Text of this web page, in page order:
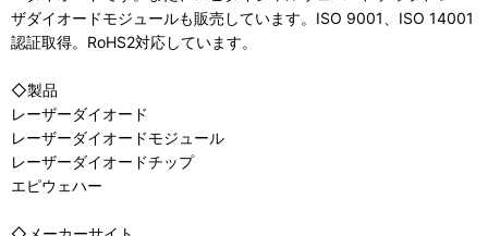
ザダイオードモジュールも販売しています。ISO 9001、ISO 14001
認証取得。RoHS2対応しています。
◇製品
レーザーダイオード
レーザーダイオードモジュール
レーザーダイオードチップ
エピウェハー